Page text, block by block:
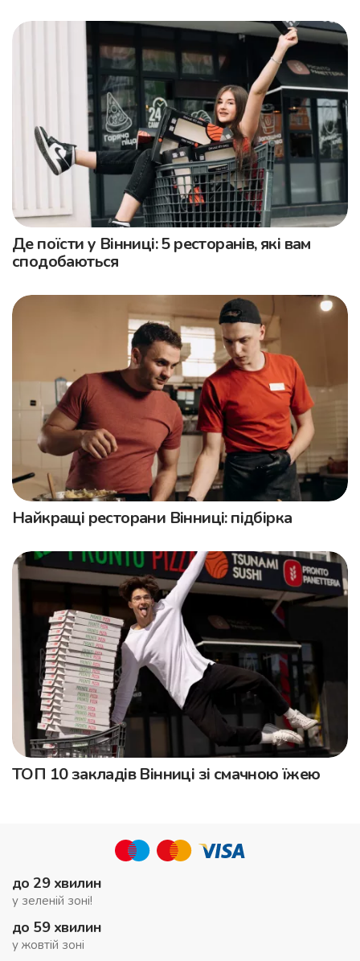
Де поїсти у Вінниці: 5 ресторанів, які вам
сподобаються
Найкращі ресторани Вінниці: підбірка
ТОП 10 закладів Вінниці зі смачною їжею
до 29 хвилин
у зеленій зоні!
до 59 хвилин
у жовтій зоні